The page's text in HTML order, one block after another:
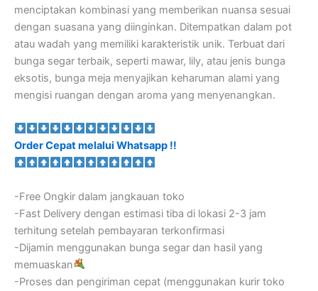
menciptakan kombinasi yang memberikan nuansa sesuai
dengan suasana yang diinginkan. Ditempatkan dalam pot
atau wadah yang memiliki karakteristik unik. Terbuat dari
bunga segar terbaik, seperti mawar, lily, atau jenis bunga
eksotis, bunga meja menyajikan keharuman alami yang
mengisi ruangan dengan aroma yang menyenangkan.
Order Cepat melalui Whatsapp !!
-Free Ongkir dalam jangkauan toko
-Fast Delivery dengan estimasi tiba di lokasi 2-3 jam
terhitung setelah pembayaran terkonfirmasi
-Dijamin menggunakan bunga segar dan hasil yang
memuaskan
-Proses dan pengiriman cepat (menggunakan kurir toko